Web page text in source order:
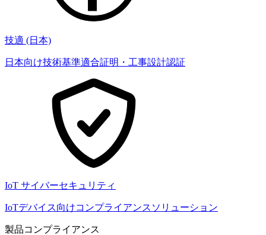
技適 (日本)
日本向け技術基準適合証明・工事設計認証
IoT サイバーセキュリティ
IoTデバイス向けコンプライアンスソリューション
製品コンプライアンス